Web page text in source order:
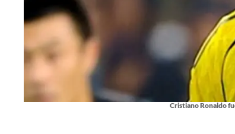
Cristiano Ronaldo